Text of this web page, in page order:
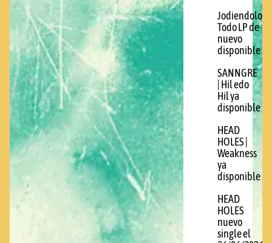
Jodiendolo
Todo LP de
nuevo
disponible
SANNGRE
| Hil edo
Hil ya
disponible
HEAD
HOLES |
Weakness
ya
disponible
HEAD
HOLES
nuevo
single el